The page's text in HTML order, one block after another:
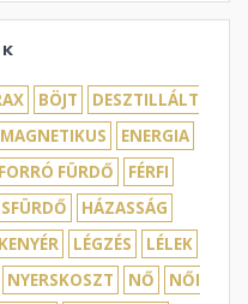
BÖJT
DESZTILLÁLT
ENERGIA
FORRÓ FÜRDŐ
FÉRFI
HÁZASSÁG
KENYÉR LÉGZÉS
LÉLEK
NYERSKOSZT NŐ
NŐI